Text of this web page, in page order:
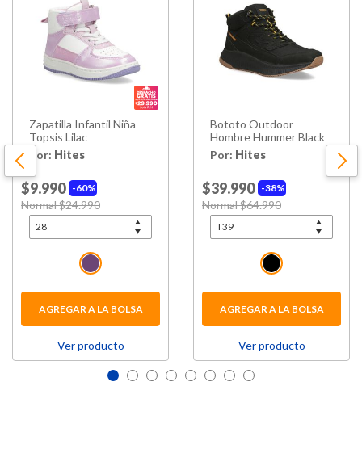
Zapatilla Infantil Niña
Topsis Lilac
Por: Hites
60%
$9.990
Price reduced from
Normal $24.990
AGREGAR A LA BOLSA
Ver producto
Bototo Outdoor
Hombre Hummer Black
Por: Hites
38%
$39.990
Price reduced from
Normal $64.990
AGREGAR A LA BOLSA
Ver producto